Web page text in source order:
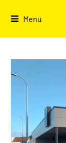
Menu